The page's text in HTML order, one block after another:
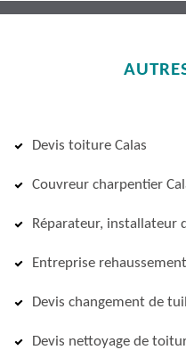
Devis toiture Calas
Couvreur charpentier
Réparateur, installateur
Entreprise
Devis changement de
Devis nettoyage de